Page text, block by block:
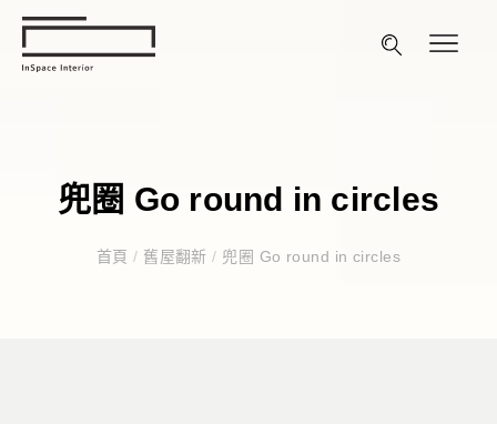
兜圈 Go round in circles
首頁/ 舊屋翻新/ 兜圈 Go round in circles